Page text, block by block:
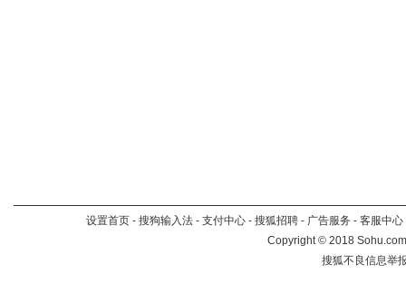
设置首页 - 搜狗输入法 - 支付中心 - 搜狐招聘 - 广告服务 - 客服中心
Copyright©2018
搜狐不良信息举